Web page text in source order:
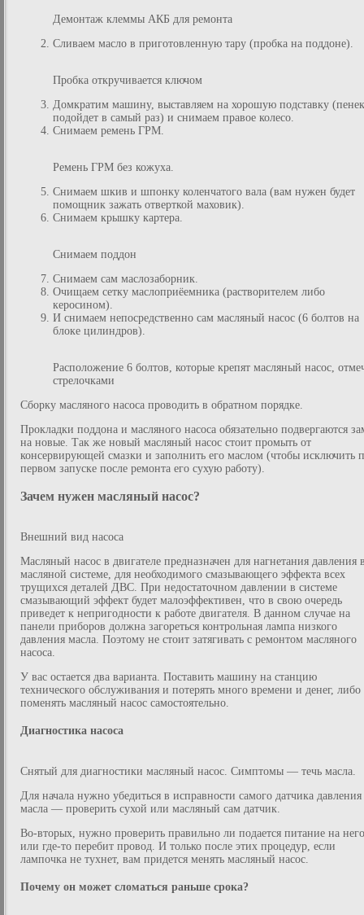
Демонтаж клеммы АКБ для ремонта
Сливаем масло в приготовленную тару (пробка на поддоне).
Пробка откручивается ключом
Домкратим машину, выставляем на хорошую подставку (пенек
подойдет в самый раз) и снимаем правое колесо.
Снимаем ремень ГРМ.
Ремень ГРМ без кожуха.
Снимаем шкив и шпонку коленчатого вала (вам нужен будет
помощник зажать отверткой маховик).
Снимаем крышку картера.
Снимаем поддон
Снимаем сам маслозаборник.
Очищаем сетку маслоприёемника (растворителем либо
керосином).
И снимаем непосредственно сам масляный насос (6 болтов на
блоке цилиндров).
Расположение 6 болтов, которые крепят масляный насос,
стрелочками
Сборку масляного насоса проводить в обратном порядке.
Прокладки поддона и масляного насоса обязательно подвергаются
на новые. Так же новый масляный насос стоит промыть от
консервирующей смазки и заполнить его маслом (чтобы исключить
первом запуске после ремонта его сухую работу).
Зачем нужен масляный насос?
Внешний вид насоса
Масляный насос в двигателе предназначен для нагнетания давления
масляной системе, для необходимого смазывающего эффекта всех
трущихся деталей ДВС. При недостаточном давлении в системе
смазывающий эффект будет малоэффективен, что в свою очередь
приведет к непригодности к работе двигателя. В данном случае на
панели приборов должна загореться контрольная лампа низкого
давления масла. Поэтому не стоит затягивать с ремонтом масляного
насоса.
У вас остается два варианта. Поставить машину на станцию
технического обслуживания и потерять много времени и денег, либо
поменять масляный насос самостоятельно.
Диагностика насоса
Снятый для диагностики масляный насос. Симптомы — течь масла.
Для начала нужно убедиться в исправности самого датчика давления
масла — проверить сухой или масляный сам датчик.
Во-вторых, нужно проверить правильно ли подается питание на него
или где-то перебит провод. И только после этих процедур, если
лампочка не тухнет, вам придется менять масляный насос.
Почему он может сломаться раньше срока?